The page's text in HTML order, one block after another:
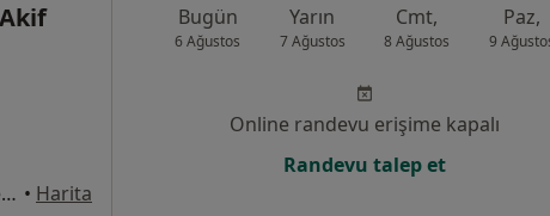
Bahçelievler Mahallesi Adnan Menderes Bulvarı No:31, Pendik • Harita
Bugün
6 Ağustos
Yarın
7 Ağustos
Cmt,
8 Ağustos
Paz,
9
Online randevu erişime kapalı
Randevu talep et